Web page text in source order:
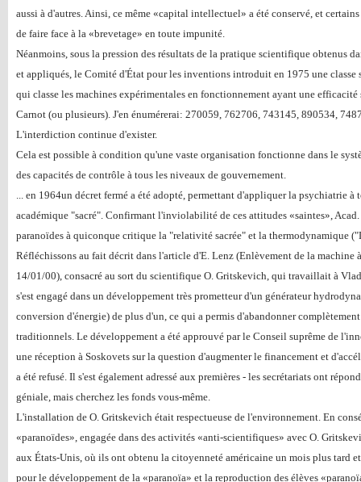
aussi à d'autres. Ainsi, ce même «capital intellectuel» a été conservé, et
de faire face à la «brevetage» en toute impunité.
Néanmoins, sous la pression des résultats de la pratique scientifique obtenus
et appliqués, le Comité d'État pour les inventions introduit en 1975 une classe
qui classe les machines expérimentales en fonctionnement ayant une
Carnot (ou plusieurs). J'en énumérerai: 270059, 762706, 743145, 890534,
L'interdiction continue d'exister.
Cela est possible à condition qu'une vaste organisation fonctionne dans le
des capacités de contrôle à tous les niveaux de gouvernement.
... en 1964un décret fermé a été adopté, permettant d'appliquer la psychiatrie à
académique "sacré". Confirmant l'inviolabilité de ces attitudes «saintes»,
paranoïdes à quiconque critique la "relativité sacrée" et la thermodynamique
Réfléchissons au fait décrit dans l'article d'E. Lenz (Enlèvement de la
14/01/00), consacré au sort du scientifique O. Gritskevich, qui travaillait à
s'est engagé dans un développement très prometteur d'un générateur
conversion d'énergie) de plus d'un, ce qui a permis d'abandonner
traditionnels. Le développement a été approuvé par le Conseil suprême de
une réception à Soskovets sur la question d'augmenter le financement et
a été refusé. Il s'est également adressé aux premières - les secrétariats ont
géniale, mais cherchez les fonds vous-même.
L'installation de O. Gritskevich était respectueuse de l'environnement. En
«paranoïdes», engagée dans des activités «anti-scientifiques» avec O.
aux États-Unis, où ils ont obtenu la citoyenneté américaine un mois plus tard
pour le développement de la «paranoïa» et la reproduction des élèves